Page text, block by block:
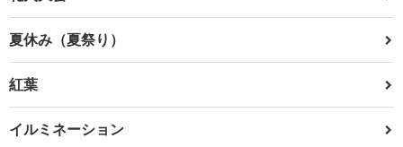
夏休み（夏祭り）
紅葉
イルミネーション